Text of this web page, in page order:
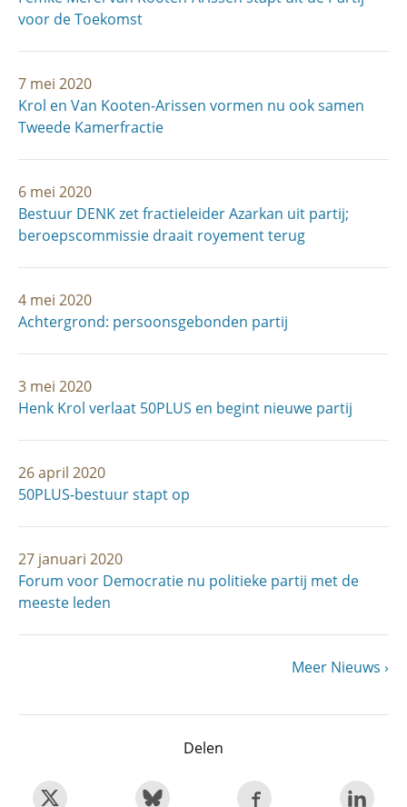
voor de Toekomst
7 mei 2020
Krol en Van Kooten-Arissen vormen nu ook samen
Tweede Kamerfractie
6 mei 2020
Bestuur DENK zet fractieleider Azarkan uit partij;
beroepscommissie draait royement terug
4 mei 2020
Achtergrond: persoonsgebonden partij
3 mei 2020
Henk Krol verlaat 50PLUS en begint nieuwe partij
26 april 2020
50PLUS-bestuur stapt op
27 januari 2020
Forum voor Democratie nu politieke partij met de
meeste leden
Volgende
Meer Nieuws
Delen